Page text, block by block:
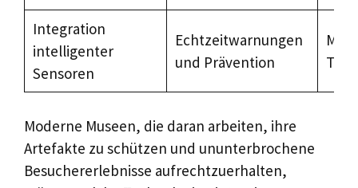
Integration
intelligenter
Sensoren
Echtzeitwarnungen
und Prävention
Moderne Museen, die daran arbeiten, ihre
Artefakte zu schützen und ununterbrochene
Besuchererlebnisse aufrechtzuerhalten,